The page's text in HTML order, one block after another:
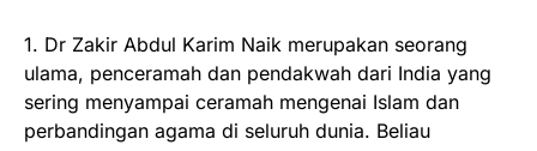
1. Dr Zakir Abdul Karim Naik merupakan seorang
ulama, penceramah dan pendakwah dari India yang
sering menyampai ceramah mengenai Islam dan
perbandingan agama di seluruh dunia. Beliau